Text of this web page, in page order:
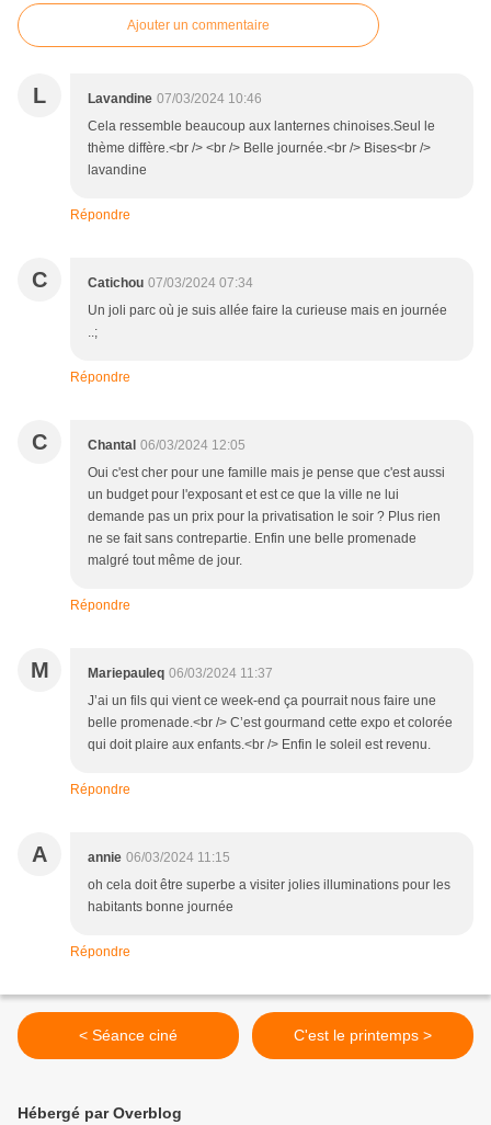
Ajouter un commentaire
L Lavandine 07/03/2024 10:46
Cela ressemble beaucoup aux lanternes chinoises.Seul le
thème diffère.<br /> <br /> Belle journée.<br /> Bises<br />
lavandine
Répondre
C Catichou 07/03/2024 07:34
Un joli parc où je suis allée faire la curieuse mais en journée
..;
Répondre
C Chantal 06/03/2024 12:05
Oui c'est cher pour une famille mais je pense que c'est aussi
un budget pour l'exposant et est ce que la ville ne lui
demande pas un prix pour la privatisation le soir ? Plus rien
ne se fait sans contrepartie. Enfin une belle promenade
malgré tout même de jour.
Répondre
M Mariepauleq 06/03/2024 11:37
J’ai un fils qui vient ce week-end ça pourrait nous faire une
belle promenade.<br /> C’est gourmand cette expo et colorée
qui doit plaire aux enfants.<br /> Enfin le soleil est revenu.
Répondre
A annie 06/03/2024 11:15
oh cela doit être superbe a visiter jolies illuminations pour les
habitants bonne journée
Répondre
< Séance ciné C'est le printemps >
Hébergé par Overblog